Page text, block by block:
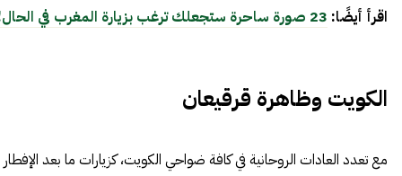
اقرأ أيضًا: 23 صورة ساحرة ستجعلك ترغب بزيارة المغرب في الحال!
الكويت وظاهرة قرقيعان
مع تعدد العادات الروحانية في كافة ضواحي الكويت، كزيارات ما بعد الإفطار